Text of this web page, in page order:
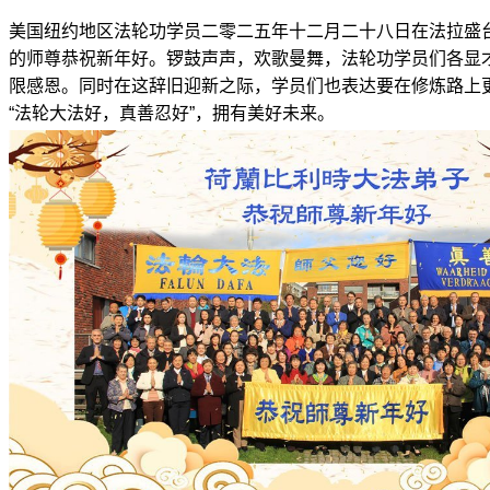
美国纽约地区法轮功学员二零二五年十二月二十八日在法拉盛
的师尊恭祝新年好。锣鼓声声，欢歌曼舞，法轮功学员们各
限感恩。同时在这辞旧迎新之际，学员们也表达要在修炼路
“法轮大法好，真善忍好”，拥有美好未来。